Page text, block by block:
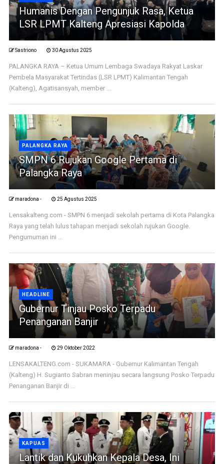
Humanis Dengan Pengunjuk Rasa, Ketua
LSR LPMT Kalteng Apresiasi Kapolda
Sastriono 30 Agustus 2025
PALANGKA RAYA – Ketua Umum Lembaga Swadaya Rakyat Laskar
Pembela Masyarakat Tertindas (LSR LPMT) Kalimantan Tengah
(Kalteng), Agatisansyah, member ...
PALANGKA RAYA
SMPN 6 Rujukan Google Pertama di
Palangka Raya
maradona - 25 Agustus 2025
Lensakalteng.com - SMPN 6 menjadi sekolah pertama di Kota Palangka
Raya yang telah lulus tahapan menjadi sekolah rujukan Google.
Pengumuman ini ...
HEADLINE
Gubernur Tinjau Posko Terpadu
Penanganan Banjir
maradona - 29 Oktober 2022
LENSAKALTENG.com - SUKAMARA - Gubernur Kalimantan Tengah
(Kalteng) H. Sugianto Sabran meninjau secara langsung Posko Terpadu
Penanganan Banjir di ...
KAPUAS
Lantik dan Kukuhkan Kepala Desa, Ini